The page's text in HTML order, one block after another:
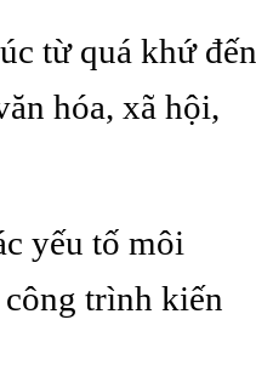
từ quá khứ đến
hóa, xã hội,
yếu tố môi
trình kiến